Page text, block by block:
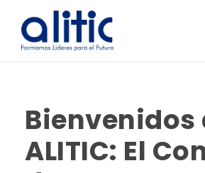
Bienvenidos
ALITIC: El